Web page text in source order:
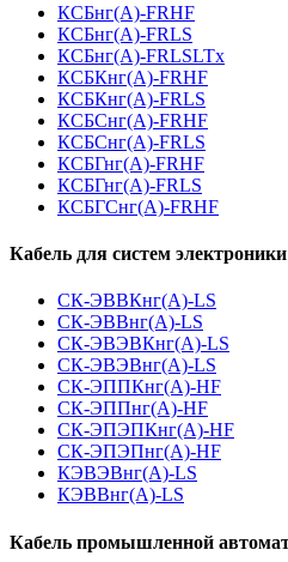
КСБнг(А)-FRHF
КСБнг(А)-FRLS
КСБнг(А)-FRLSLTx
КСБКнг(А)-FRHF
КСБКнг(А)-FRLS
КСБСнг(А)-FRHF
КСБСнг(А)-FRLS
КСБГнг(А)-FRHF
КСБГнг(А)-FRLS
КСБГСнг(А)-FRHF
Кабель для систем
СК-ЭВВКнг(А)-LS
СК-ЭВВнг(А)-LS
СК-ЭВЭВКнг(А)-LS
СК-ЭВЭВнг(А)-LS
СК-ЭППКнг(А)-HF
СК-ЭППнг(А)-HF
СК-ЭПЭПКнг(А)-HF
СК-ЭПЭПнг(А)-HF
КЭВЭВнг(А)-LS
КЭВВнг(А)-LS
Кабель промышленной